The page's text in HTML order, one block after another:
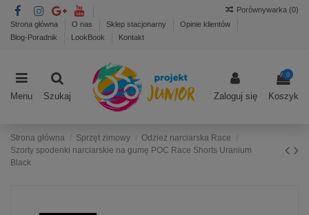
Strona główna O nas Sklep stacjonarny
Opinie klientów
Blog-Poradnik
LookBook Kontakt
Porównywarka (0)
Menu Szukaj Zaloguj się
0
Koszyk
Strona główna Sprzęt zimowy
Odzież narciarska Race
Szorty spodenki narciarskie na gumę POC Race Shorts Uranium
Black